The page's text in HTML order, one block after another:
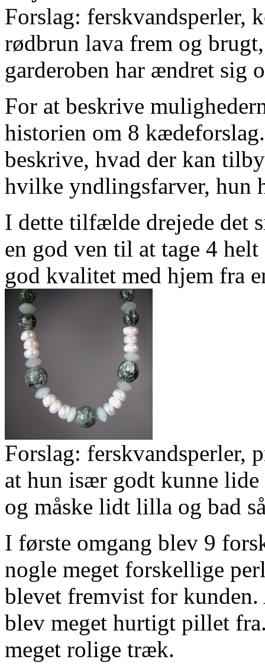
Forslag: ferskvandsperler,
rødbrun lava frem og
garderoben har ændret sig
For at beskrive
historien om 8
beskrive, hvad der kan
hvilke yndlingsfarver, hun
I dette tilfælde drejede det
en god ven til at tage 4
god kvalitet med hjem fra
Forslag: ferskvandsperler,
at hun især godt kunne
og måske lidt lilla og bad
I første omgang blev 9
nogle meget forskellige
blevet fremvist for kunden.
blev meget hurtigt pillet
meget rolige træk.